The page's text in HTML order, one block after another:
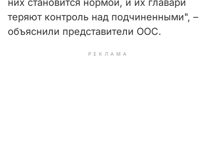
них становится нормой, и их главари
теряют контроль над подчиненными", –
объяснили представители ООС.
РЕКЛАМА